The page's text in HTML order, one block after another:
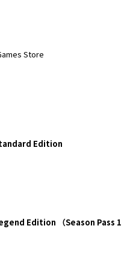
Store
Edition
Edition （Season Pass 1